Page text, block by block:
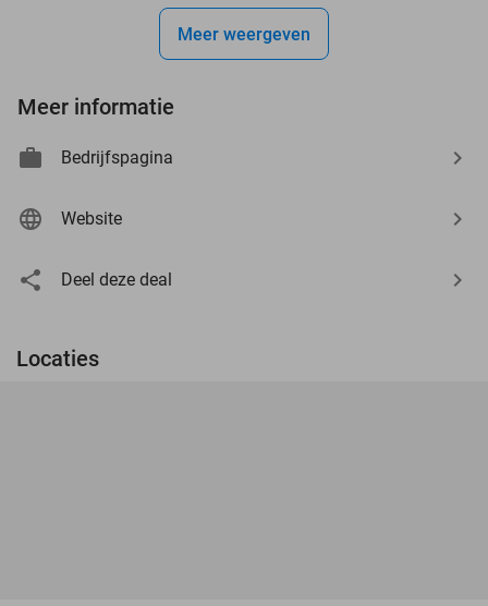
Meer weergeven
Meer informatie
Bedrijfspagina
Website
Deel deze deal
Locaties